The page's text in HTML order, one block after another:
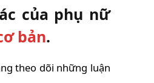
của phụ nữ
bản.
theo dõi những luận